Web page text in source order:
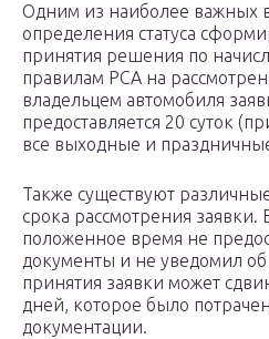
Одним из наиболее важных
определения статуса
принятия решения по
правилам РСА на
владельцем автомобиля
предоставляется 20 суток
все выходные и
Также существуют
срока рассмотрения заявки.
положенное время не
документы и не уведомил
принятия заявки может
дней, которое было
документации.